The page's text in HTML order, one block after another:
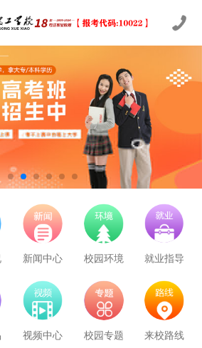
新闻中心 校园环境 就业指导
视频中心 校园专题 来校路线
学校里面的漂亮女孩子多不多呀
28 技能证书+学历证书 立即预约
28 技能证书+学历证书 立即预约
47 技能证书+学历证书 立即预约
141 技能证书+学历证书 立即预约
47 技能证书+学历证书 立即预约
141 技能证书+学历证书 立即预约
141 技能证书+学历证书 立即预约